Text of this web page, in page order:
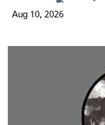
Aug 10, 2026